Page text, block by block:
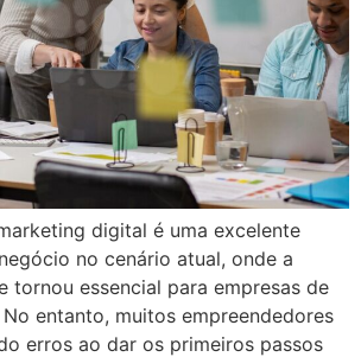
digital é uma excelente
no cenário atual, onde a
tornou essencial para empresas de
entanto, muitos empreendedores
erros ao dar os primeiros passos